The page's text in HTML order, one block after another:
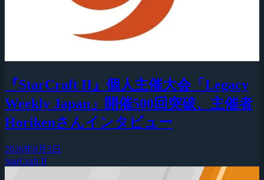
『StarCraft II』個人主催大会「Legacy
Weekly Japan」開催500回突破、主催者
Horikenさんインタビュー
2026年8月5日
StarCraft II